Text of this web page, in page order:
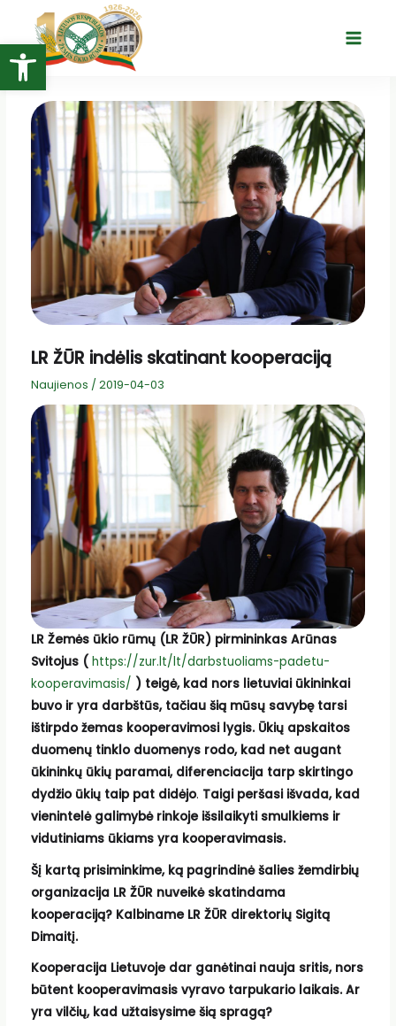
Open toolbar
turinio
Main
LR ŽŪR indėlis skatinant kooperaciją
Naujienos / 2019-04-03
LR Žemės ūkio rūmų (LR ŽŪR) pirmininkas Arūnas
Svitojus ( https://zur.lt/lt/darbstuoliams-padetu-
kooperavimasis/ ) teigė, kad nors lietuviai ūkininkai
buvo ir yra darbštūs, tačiau šią mūsų savybę tarsi
ištirpdo žemas kooperavimosi lygis. Ūkių apskaitos
duomenų tinklo duomenys rodo, kad net augant
ūkininkų ūkių paramai, diferenciacija tarp skirtingo
dydžio ūkių taip pat didėjo. Taigi peršasi išvada, kad
vienintelė galimybė rinkoje išsilaikyti smulkiems ir
vidutiniams ūkiams yra kooperavimasis.
Šį kartą prisiminkime, ką pagrindinė šalies žemdirbių
organizacija LR ŽŪR nuveikė skatindama
kooperaciją? Kalbiname LR ŽŪR direktorių Sigitą
Dimaitį.
Kooperacija Lietuvoje dar ganėtinai nauja sritis, nors
būtent kooperavimasis vyravo tarpukario laikais. Ar
yra vilčių, kad užtaisysime šią spragą?